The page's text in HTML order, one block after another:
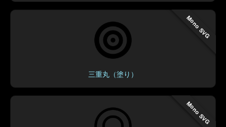
Mono SVG
三重丸（塗り）
Mono SVG